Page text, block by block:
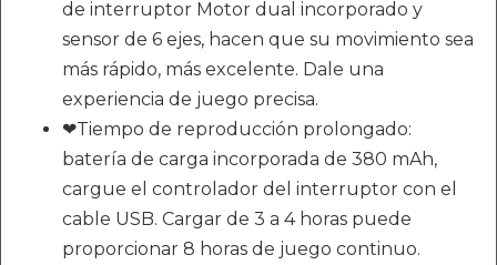
de interruptor Motor dual incorporado y
sensor de 6 ejes, hacen que su movimiento sea
más rápido, más excelente. Dale una
experiencia de juego precisa.
❤Tiempo de reproducción prolongado:
batería de carga incorporada de 380 mAh,
cargue el controlador del interruptor con el
cable USB. Cargar de 3 a 4 horas puede
proporcionar 8 horas de juego continuo.